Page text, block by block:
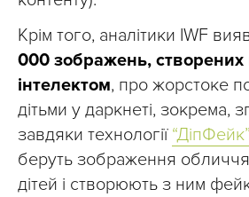
Крім того, аналітики IWF
000 зображень,
інтелектом, про жорстоке
дітьми у даркнеті, зокрема,
завдяки технології “ДіпФейк”
беруть зображення обличчя
дітей і створюють з ним